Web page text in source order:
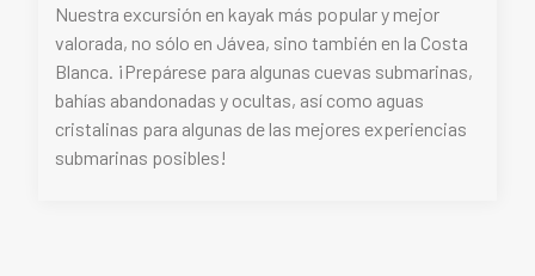
Nuestra excursión en kayak más popular y mejor
valorada, no sólo en Jávea, sino también en la Costa
Blanca. ¡Prepárese para algunas cuevas submarinas,
bahías abandonadas y ocultas, así como aguas
cristalinas para algunas de las mejores experiencias
submarinas posibles!